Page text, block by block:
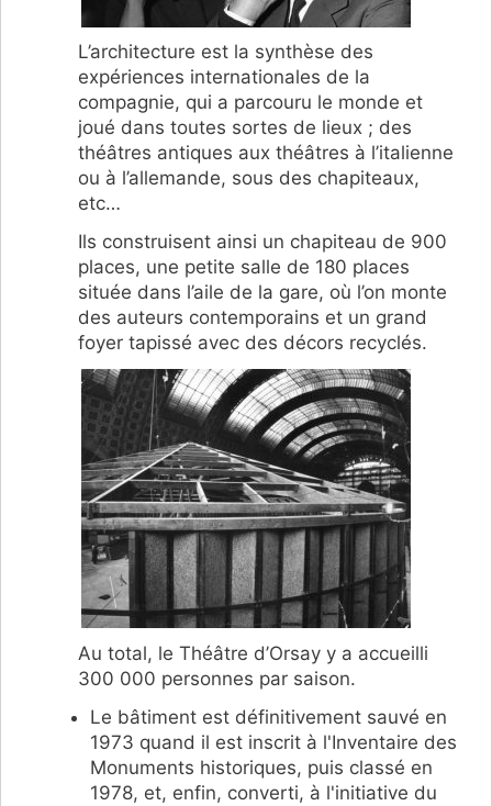
L’architecture est la synthèse des
expériences internationales de la
compagnie, qui a parcouru le monde et
joué dans toutes sortes de lieux ; des
théâtres antiques aux théâtres à l’italienne
ou à l’allemande, sous des chapiteaux,
etc…
Ils construisent ainsi un chapiteau de 900
places, une petite salle de 180 places
située dans l’aile de la gare, où l’on monte
des auteurs contemporains et un grand
foyer tapissé avec des décors recyclés.
Au total, le Théâtre d’Orsay y a accueilli
300 000 personnes par saison.
Le bâtiment est définitivement sauvé en
1973 quand il est inscrit à l'Inventaire des
Monuments historiques, puis classé en
1978, et, enfin, converti, à l'initiative du